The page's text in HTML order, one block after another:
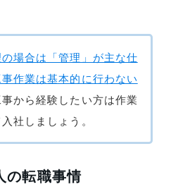
場合は「管理」が主な仕
作業は基本的に行わない
から経験したい方は作業
社しましょう。
の転職事情